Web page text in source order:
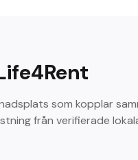
som kopplar
från verifierade